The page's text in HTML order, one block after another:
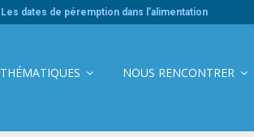
Les dates de péremption dans l’alimentation
THÉMATIQUES NOUS RENCONTRER